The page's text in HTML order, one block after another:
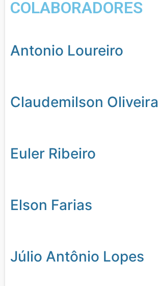
COLABORADORES
Antonio Loureiro
Claudemilson Oliveira
Euler Ribeiro
Elson Farias
Júlio Antônio Lopes